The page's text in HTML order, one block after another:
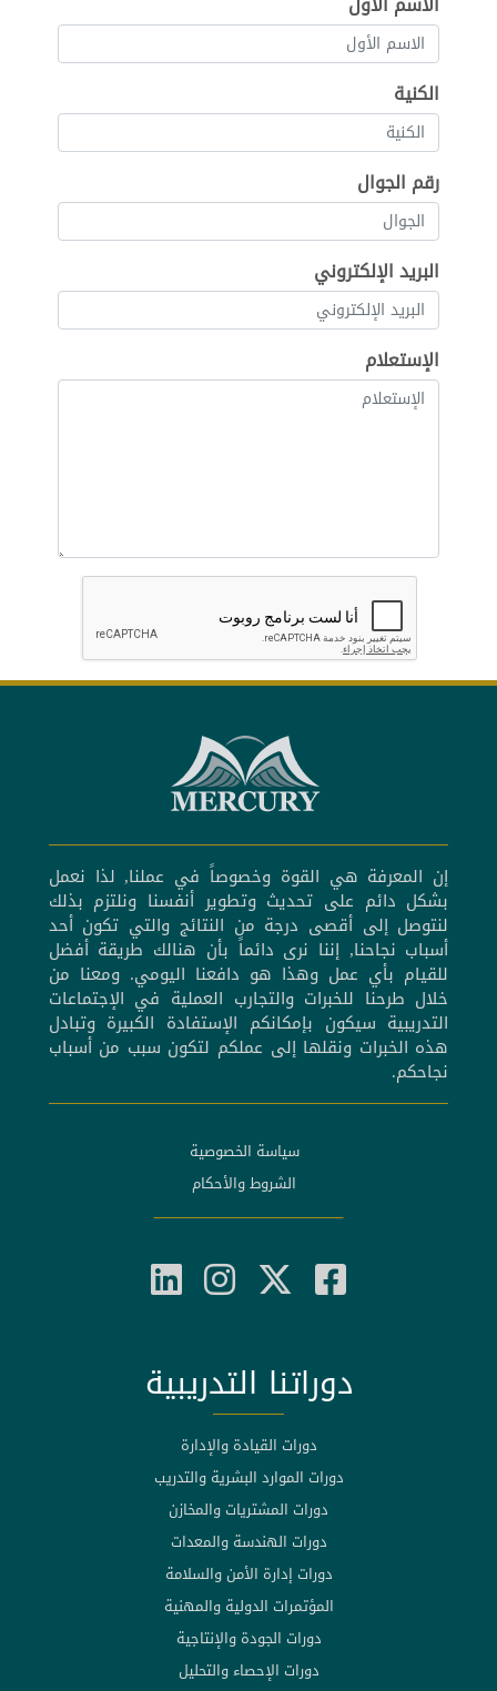
الكنية
رقم الجوال
البريد الإلكتروني
الإستعلام
إن المعرفة هي القوة وخصوصاً في عملنا, لذا نعمل
بشكل دائم على تحديث وتطوير أنفسنا ونلتزم بذلك
لنتوصل إلى أقصى درجة من النتائج والتي تكون أحد
أسباب نجاحنا, إننا نرى دائماً بأن هنالك طريقة أفضل
للقيام بأي عمل وهذا هو دافعنا اليومي. ومعنا من
خلال طرحنا للخبرات والتجارب العملية في الإجتماعات
التدريبية سيكون بإمكانكم الإستفادة الكبيرة وتبادل
هذه الخبرات ونقلها إلى عملكم لتكون سبب من أسباب
نجاحكم.
سياسة الخصوصية
الشروط والأحكام
دوراتنا التدريبية
دورات القيادة والإدارة
دورات الموارد البشرية والتدريب
دورات المشتريات والمخازن
دورات الهندسة والمعدات
دورات إدارة الأمن والسلامة
المؤتمرات الدولية والمهنية
دورات الجودة والإنتاجية
دورات الإحصاء والتحليل